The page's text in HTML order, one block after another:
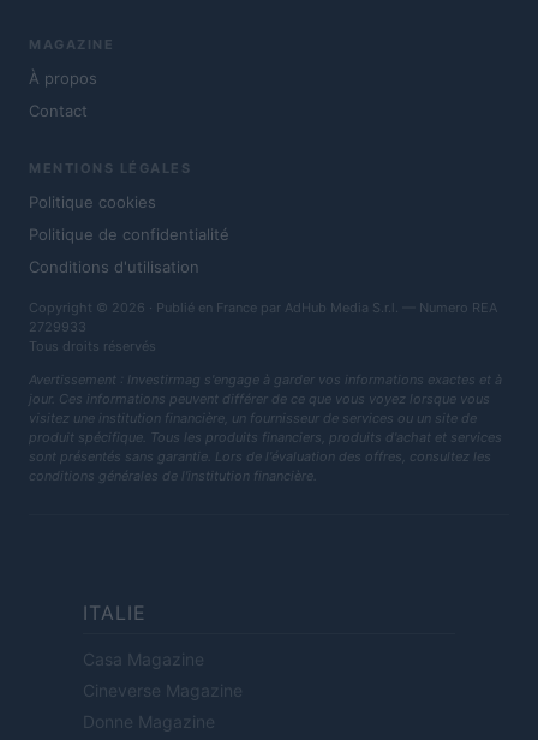
MAGAZINE
À propos
Contact
MENTIONS LÉGALES
Politique cookies
Politique de confidentialité
Conditions d'utilisation
Copyright © 2026 · Publié en France par AdHub Media S.r.l. — Numero REA
2729933
Tous droits réservés
Avertissement : Investirmag s'engage à garder vos informations exactes et à
jour. Ces informations peuvent différer de ce que vous voyez lorsque vous
visitez une institution financière, un fournisseur de services ou un site de
produit spécifique. Tous les produits financiers, produits d'achat et services
sont présentés sans garantie. Lors de l'évaluation des offres, consultez les
conditions générales de l'institution financière.
ITALIE
Casa Magazine
Cineverse Magazine
Donne Magazine